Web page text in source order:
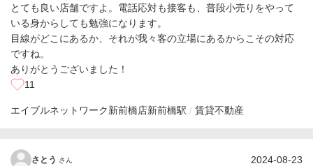
とても良い店舗ですよ。電話応対も接客も、普段小売りをやって
いる身からしても勉強になります。
目線がどこにあるか、それが我々客の立場にあるからこその対応
ですね。
ありがとうございました！
11
エイブルネットワーク新前橋店新前橋駅 賃貸不動産
さとう さん 2024-08-23